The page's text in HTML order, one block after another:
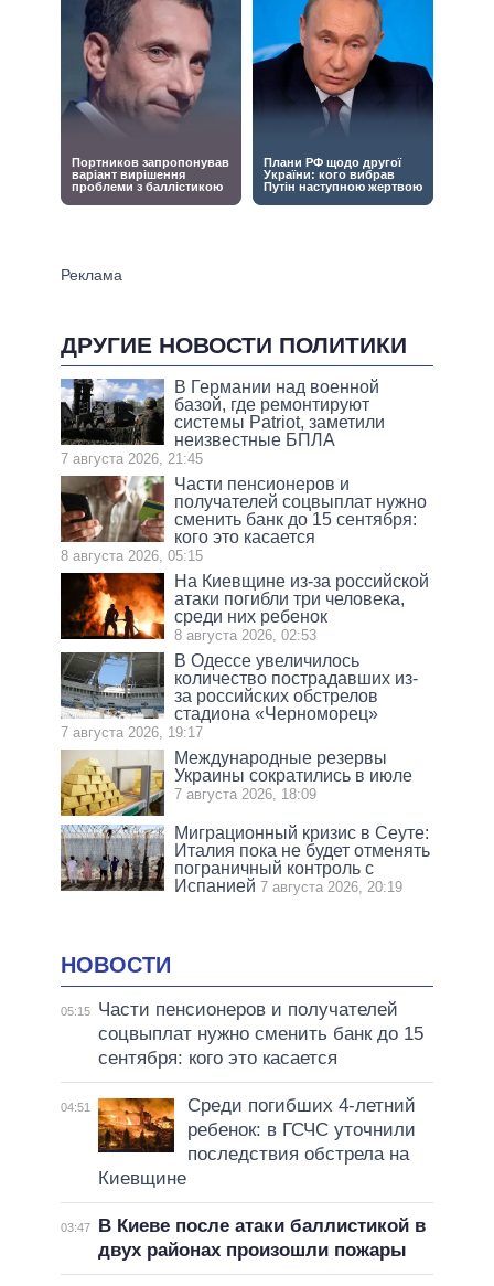
ДРУГИЕ НОВОСТИ ПОЛИТИКИ
В Германии над военной
базой, где ремонтируют
системы Patriot, заметили
неизвестные БПЛА
7 августа 2026, 21:45
Части пенсионеров и
получателей соцвыплат нужно
сменить банк до 15 сентября:
кого это касается
8 августа 2026, 05:15
На Киевщине из-за российской
атаки погибли три человека,
среди них ребенок
8 августа 2026, 02:53
В Одессе увеличилось
количество пострадавших из-
за российских обстрелов
стадиона «Черноморец»
7 августа 2026, 19:17
Международные резервы
Украины сократились в июле
7 августа 2026, 18:09
Миграционный кризис в Сеуте:
Италия пока не будет отменять
пограничный контроль с
Испанией 7 августа 2026, 20:19
НОВОСТИ
05:15
Части пенсионеров и получателей
соцвыплат нужно сменить банк до 15
сентября: кого это касается
04:51
Среди погибших 4-летний
ребенок: в ГСЧС уточнили
последствия обстрела на
Киевщине
03:47
В Киеве после атаки баллистикой в
двух районах произошли пожары